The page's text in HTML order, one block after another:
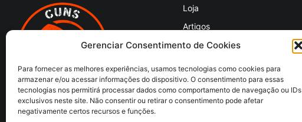
Gerenciar Consentimento de Cookies
Para fornecer as melhores experiências, usamos tecnologias como cookies para
armazenar e/ou acessar informações do dispositivo. O consentimento para essas
tecnologias nos permitirá processar dados como comportamento de navegação ou IDs
exclusivos neste site. Não consentir ou retirar o consentimento pode afetar
negativamente certos recursos e funções.
Loja
Artigos
Entre em Contato